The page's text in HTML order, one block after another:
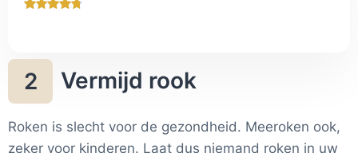
2 Vermijd rook
Roken is slecht voor de gezondheid. Meeroken ook,
zeker voor kinderen. Laat dus niemand roken in uw